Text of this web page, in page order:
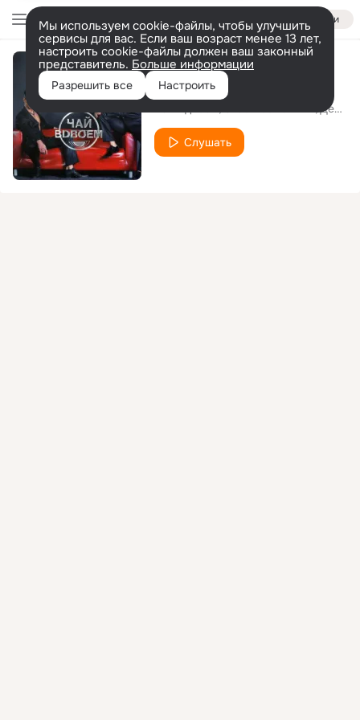
Войти
Мы используем cookie-файлы, чтобы улучшить
сервисы для вас. Если ваш возраст менее 13 лет,
настроить cookie-файлы должен ваш законный
представитель. Больше информации
Разрешить все Настроить
На небе облака
Денис Клявер
Слушать